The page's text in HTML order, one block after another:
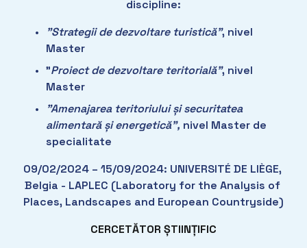
discipline:
”Strategii de dezvoltare turistică”, nivel
Master
”Proiect de dezvoltare teritorială”, nivel
Master
”Amenajarea teritoriului și securitatea
alimentară și energetică”, nivel Master de
specialitate
09/02/2024 – 15/09/2024: UNIVERSITÉ DE LIÈGE,
Belgia - LAPLEC (Laboratory for the Analysis of
Places, Landscapes and European Countryside)
CERCETĂTOR ȘTIINȚIFIC